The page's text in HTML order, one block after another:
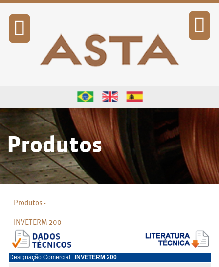
Produtos
Produtos -
INVETERM 200
Designação Comercial : INVETERM 200